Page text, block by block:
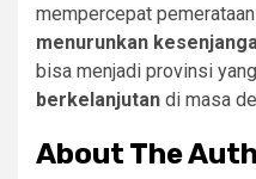
mempercepat
menurunkan
bisa menjadi provinsi
berkelanjutan di masa
About The